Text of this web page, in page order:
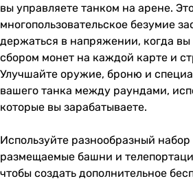
вы управляете танком на арене.
многопользовательское безумие
держаться в напряжении, когда
сбором монет на каждой карте и
Улучшайте оружие, броню и
вашего танка между раундами,
которые вы зарабатываете.
Используйте разнообразный
размещаемые башни и
чтобы создать дополнительное